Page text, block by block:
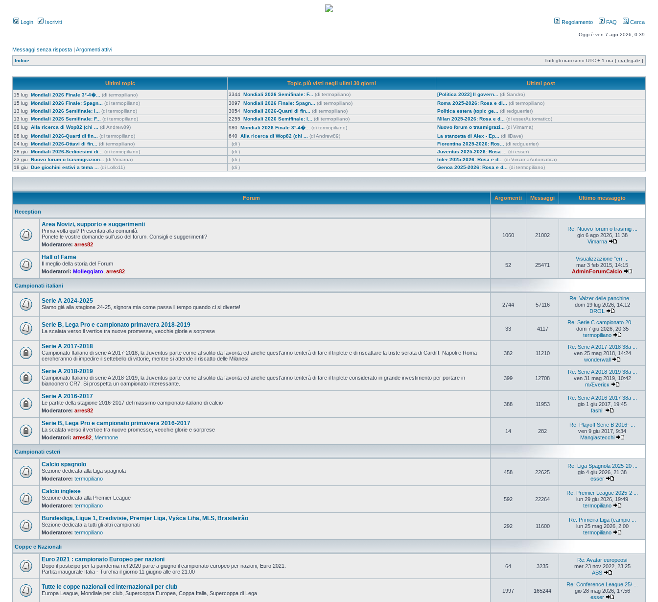
Login Iscriviti Regolamento FAQ Cerca
Oggi è ven 7 ago 2026, 0:39
Messaggi senza risposta | Argomenti attivi
Indice Tutti gli orari sono UTC + 1 ora [ ora legale ]
Ultimi topic Topic più visti negli ulimi 30 giorni Ultimi post
15 lug Mondiali 2026 Finale 3°-4�... (di termopiliano) 3344 Mondiali 2026 Semifinale: F... (di termopiliano) [Politica 2022] Il govern...
(di Sandro)
15 lug Mondiali 2026 Finale: Spagn... (di termopiliano) 3097 Mondiali 2026 Finale: Spagn... (di termopiliano) Roma 2025-2026: Rosa e di...
(di termopiliano)
13 lug Mondiali 2026 Semifinale: I... (di termopiliano) 3054 Mondiali 2026-Quarti di fin... (di termopiliano) Politica estera (topic ge...
(di redguerrier)
13 lug Mondiali 2026 Semifinale: F... (di termopiliano) 2255 Mondiali 2026 Semifinale: I... (di termopiliano) Milan 2025-2026: Rosa e d...
(di esserAutomatico)
08 lug Alla ricerca di Wop82 (chi ... (di Andrew89) 980 Mondiali 2026 Finale 3°-4�... (di termopiliano) Nuovo forum o trasmigrazi...
(di Vimarna)
08 lug Mondiali 2026-Quarti di fin... (di termopiliano) 640 Alla ricerca di Wop82 (chi ... (di Andrew89) La stanzetta di Alex - Ep...
(di ilDave)
04 lug Mondiali 2026-Ottavi di fin... (di termopiliano) (di ) Fiorentina 2025-2026: Ros...
(di redguerrier)
28 giu Mondiali 2026-Sedicesimi di... (di termopiliano) (di ) Juventus 2025-2026: Rosa ...
(di esser)
23 giu Nuovo forum o trasmigrazion... (di Vimarna) (di ) Inter 2025-2026: Rosa e d...
(di VimarnaAutomatica)
18 giu Due giochini estivi a tema ... (di Lollo11) (di ) Genoa 2025-2026: Rosa e d... (di termopiliano)
Forum Argomenti Messaggi Ultimo messaggio
Reception
Area Novizi, supporto e suggerimenti
Prima volta qui? Presentati alla comunità.
Ponete le vostre domande sull'uso del forum. Consigli e suggerimenti?
Moderatore: arres82
1060 21002
Re: Nuovo forum o trasmig ...
gio 6 ago 2026, 11:38
Vimarna
Hall of Fame
Il meglio della storia del Forum
Moderatori: Molleggiato arres82
52 25471
Visualizzazione "err ...
mar 3 feb 2015, 14:15
AdminForumCalcio
Campionati italiani
Serie A 2024-2025
Siamo già alla stagione 24-25, signora mia come passa il tempo quando ci si diverte! 2744 57116
Re: Valzer delle panchine ...
dom 19 lug 2026, 14:12
DROL
Serie B, Lega Pro e campionato primavera 2018-2019
La scalata verso il vertice tra nuove promesse, vecchie glorie e sorprese 33 4117
Re: Serie C campionato 20 ...
dom 7 giu 2026, 20:35
termopiliano
Serie A 2017-2018
Campionato Italiano di serie A 2017-2018, la Juventus parte come al solito da favorita ed anche quest'anno tenterà di fare il triplete e di riscattare la triste serata di Cardiff. Napoli e Roma
cercheranno di impedire il settebello di vittorie, mentre si attende il riscatto delle Milanesi.
382 11210
Re: Serie A 2017-2018 38a ...
ven 25 mag 2018, 14:24
wonderwall
Serie A 2018-2019
Campionato Italiano di serie A 2018-2019, la Juventus parte come al solito da favorita ed anche quest'anno tenterà di fare il triplete considerato in grande investimento per portare in
bianconero CR7. Si prospetta un campionato interessante.
399 12708
Re: Serie A 2018-2019 38a ...
ven 31 mag 2019, 10:42
mÆvericĸ
Serie A 2016-2017
Le partite della stagione 2016-2017 del massimo campionato italiano di calcio
Moderatore: arres82
388 11953
Re: Serie A 2016-2017 38a ...
gio 1 giu 2017, 19:45
fashi!
Serie B, Lega Pro e campionato primavera 2016-2017
La scalata verso il vertice tra nuove promesse, vecchie glorie e sorprese
Moderatori: arres82 Memnone
14 282
Re: Playoff Serie B 2016- ...
ven 9 giu 2017, 9:34
Mangiastecchi
Campionati esteri
Calcio spagnolo
Sezione dedicata alla Liga spagnola
Moderatore: termopiliano
458 22625
Re: Liga Spagnola 2025-20 ...
gio 4 giu 2026, 21:38
esser
Calcio inglese
Sezione dedicata alla Premier League
Moderatore: termopiliano
592 22264
Re: Premier League 2025-2 ...
lun 29 giu 2026, 19:49
termopiliano
Bundesliga, Ligue 1, Eredivisie, Premjer Liga, Vyšca Liha, MLS, Brasileirão
Sezione dedicata a tutti gli altri campionati
Moderatore: termopiliano
292 11600
Re: Primeira Liga (campio ...
lun 25 mag 2026, 2:00
termopiliano
Coppe e Nazionali
Euro 2021 : campionato Europeo per nazioni
Dopo il posticipo per la pandemia nel 2020 parte a giugno il campionato europeo per nazioni, Euro 2021.
Partita inaugurale Italia - Turchia il giorno 11 giugno alle ore 21.00
64 3235
Re: Avatar europeosi
mer 23 nov 2022, 23:25
ABS
Tutte le coppe nazionali ed internazionali per club
Europa League, Mondiale per club, Supercoppa Europea, Coppa Italia, Supercoppa di Lega 1997 165244
Re: Conference League 25/ ...
gio 28 mag 2026, 17:56
esser